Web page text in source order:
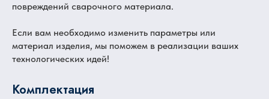
повреждений сварочного материала.
Если вам необходимо изменить параметры или
материал изделия, мы поможем в реализации ваших
технологических идей!
Комплектация